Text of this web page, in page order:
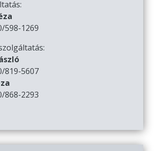
598-1269
819-5607
868-2293